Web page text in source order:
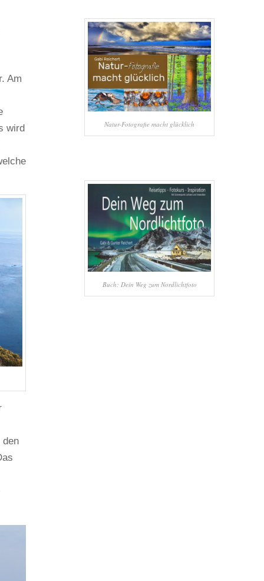
Am
wird
den
Natur-Fotografie macht glücklich
Buch: Dein Weg zum Nordlichtfoto